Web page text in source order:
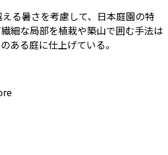
る暑さを考慮して、日本庭園の特
細な局部を植栽や築山で囲む手法は
ある庭に仕上げている。
re